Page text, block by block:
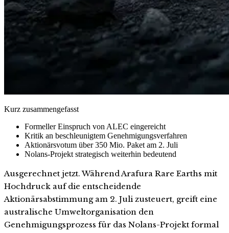
Kurz zusammengefasst
Formeller Einspruch von ALEC eingereicht
Kritik an beschleunigtem Genehmigungsverfahren
Aktionärsvotum über 350 Mio. Paket am 2. Juli
Nolans-Projekt strategisch weiterhin bedeutend
Ausgerechnet jetzt. Während Arafura Rare Earths mit
Hochdruck auf die entscheidende
Aktionärsabstimmung am 2. Juli zusteuert, greift eine
australische Umweltorganisation den
Genehmigungsprozess für das Nolans-Projekt formal